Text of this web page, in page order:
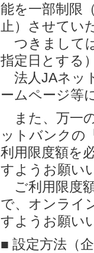
能を一部制限
止）させてい
つきまして
指定日とする
法人JAネッ
ームページ等
また、万一
ットバンクの
利用限度額を
すようお願い
ご利用限度
で、オンライ
すようお願い
■ 設定方法（